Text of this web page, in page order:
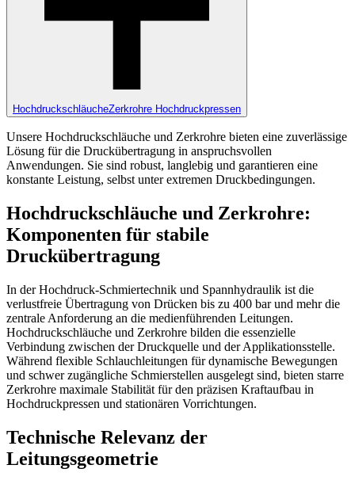
HochdruckschläucheZerkrohre Hochdruckpressen
Unsere Hochdruckschläuche und Zerkrohre bieten eine zuverlässige
Lösung für die Druckübertragung in anspruchsvollen
Anwendungen. Sie sind robust, langlebig und garantieren eine
konstante Leistung, selbst unter extremen Druckbedingungen.
Hochdruckschläuche und Zerkrohre:
Komponenten für stabile
Druckübertragung
In der Hochdruck-Schmiertechnik und Spannhydraulik ist die
verlustfreie Übertragung von Drücken bis zu 400 bar und mehr die
zentrale Anforderung an die medienführenden Leitungen.
Hochdruckschläuche und Zerkrohre bilden die essenzielle
Verbindung zwischen der Druckquelle und der Applikationsstelle.
Während flexible Schlauchleitungen für dynamische Bewegungen
und schwer zugängliche Schmierstellen ausgelegt sind, bieten starre
Zerkrohre maximale Stabilität für den präzisen Kraftaufbau in
Hochdruckpressen und stationären Vorrichtungen.
Technische Relevanz der
Leitungsgeometrie